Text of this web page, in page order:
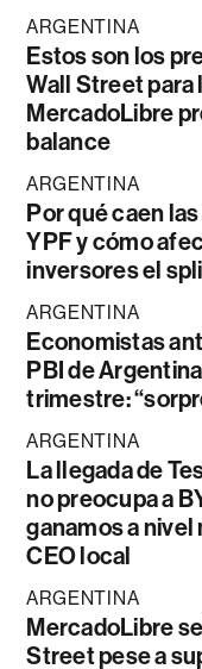
ARGENTINA
Estos son los
Wall Street para
MercadoLibre
balance
ARGENTINA
Por qué caen
YPF y cómo
inversores el
ARGENTINA
Economistas
PBI de
trimestre:
ARGENTINA
La llegada de
no preocupa a
ganamos a nivel
CEO local
ARGENTINA
MercadoLibre
Street pese a